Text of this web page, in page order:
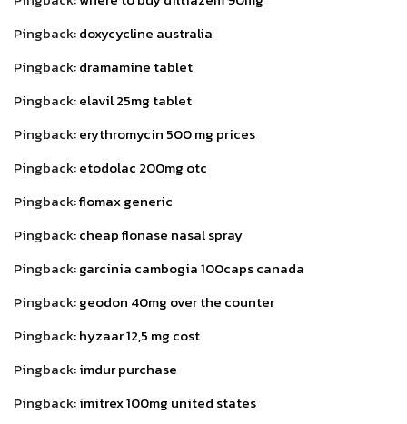
Pingback:doxycycline australia
Pingback:dramamine tablet
Pingback:elavil 25mg tablet
Pingback:erythromycin 500 mg prices
Pingback:etodolac 200mg otc
Pingback:flomax generic
Pingback:cheap flonase nasal spray
Pingback:garcinia cambogia 100caps canada
Pingback:geodon 40mg over the counter
Pingback:hyzaar 12,5 mg cost
Pingback:imdur purchase
Pingback:imitrex 100mg united states